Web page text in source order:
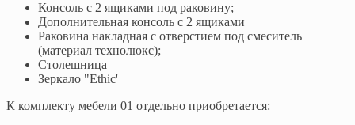
Консоль с 2 ящиками под раковину;
Дополнительная консоль с 2 ящиками
Раковина накладная с отверстием под смеситель
(материал технолюкс);
Столешница
Зеркало "Ethic'
К комплекту мебели 01 отдельно приобретается: